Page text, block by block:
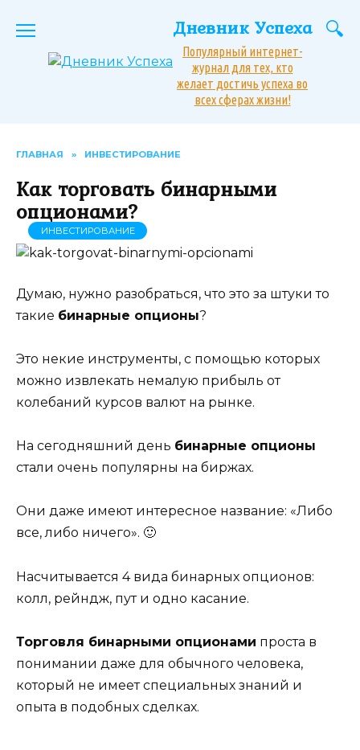
Дневник Успеха
Популярный интернет-
журнал для тех, кто
желает достичь успеха во
всех сферах жизни!
ГЛАВНАЯ » ИНВЕСТИРОВАНИЕ
Как торговать бинарными
опционами?
ИНВЕСТИРОВАНИЕ
Думаю, нужно разобраться, что это за штуки то
такие бинарные опционы?
Это некие инструменты, с помощью которых
можно извлекать немалую прибыль от
колебаний курсов валют на рынке.
На сегодняшний день бинарные опционы
стали очень популярны на биржах.
Они даже имеют интересное название: «Либо
все, либо ничего». 🙂
Насчитывается 4 вида бинарных опционов:
колл, рейндж, пут и одно касание.
Торговля бинарными опционами проста в
понимании даже для обычного человека,
который не имеет специальных знаний и
опыта в подобных сделках.